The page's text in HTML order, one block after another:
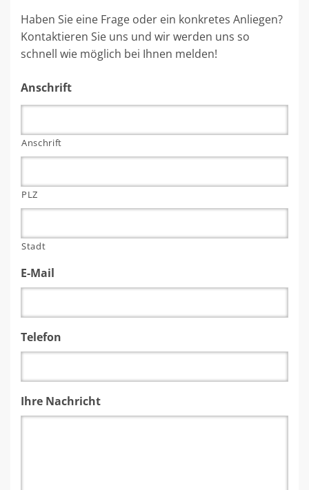
Haben Sie eine Frage oder ein konkretes Anliegen?
Kontaktieren Sie uns und wir werden uns so
schnell wie möglich bei Ihnen melden!
Anschrift
Anschrift
PLZ
Stadt
E-Mail
Telefon
Ihre Nachricht